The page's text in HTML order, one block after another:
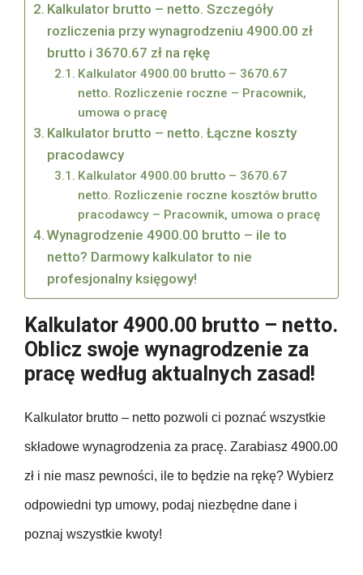
Kalkulator brutto – netto. Szczegóły
rozliczenia przy wynagrodzeniu 4900.00 zł
brutto i 3670.67 zł na rękę
Kalkulator 4900.00 brutto – 3670.67
netto. Rozliczenie roczne – Pracownik,
umowa o pracę
Kalkulator brutto – netto. Łączne koszty
pracodawcy
Kalkulator 4900.00 brutto – 3670.67
netto. Rozliczenie roczne kosztów brutto
pracodawcy – Pracownik, umowa o pracę
Wynagrodzenie 4900.00 brutto – ile to
netto? Darmowy kalkulator to nie
profesjonalny księgowy!
Kalkulator 4900.00 brutto – netto.
Oblicz swoje wynagrodzenie za
pracę według aktualnych zasad!
Kalkulator brutto – netto pozwoli ci poznać wszystkie
składowe wynagrodzenia za pracę. Zarabiasz 4900.00
zł i nie masz pewności, ile to będzie na rękę? Wybierz
odpowiedni typ umowy, podaj niezbędne dane i
poznaj wszystkie kwoty!